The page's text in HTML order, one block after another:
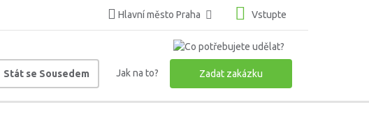
Hlavní město Praha Vstupte
Stát se Sousedem Jak na to? Zadat zakázku